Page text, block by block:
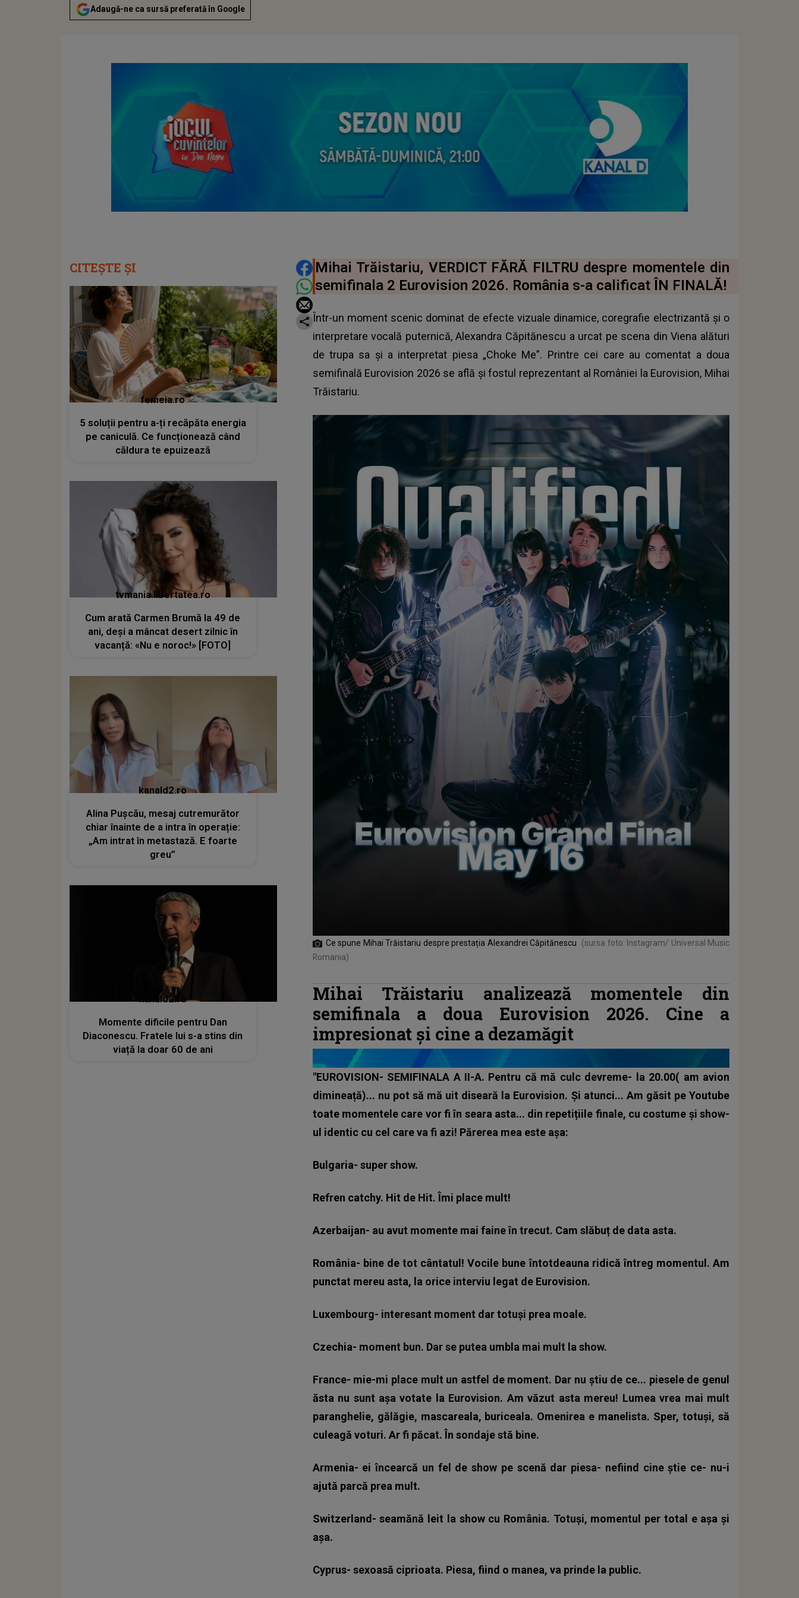
Adaugă-ne ca sursă preferată în Google
DISTRIBUIE ARTICOLUL
Mihai Trăistariu, VERDICT FĂRĂ FILTRU despre momentele din
semifinala 2 Eurovision 2026. România s-a calificat ÎN FINALĂ!
Într-un moment scenic dominat de efecte vizuale dinamice, coregrafie electrizantă și o
interpretare vocală puternică, Alexandra Căpitănescu a urcat pe scena din Viena alături
de trupa sa şi a interpretat piesa „Choke Me”. Printre cei care au comentat a doua
semifinală Eurovision 2026 se află şi fostul reprezentant al României la Eurovision, Mihai
Trăistariu.
Ce spune Mihai Trăistariu despre prestația Alexandrei Căpitănescu
(sursa foto: Instagram/ Universal Music
Romania)
Mihai Trăistariu analizează momentele din
semifinala a doua Eurovision 2026. Cine a
impresionat şi cine a dezamăgit
"EUROVISION- SEMIFINALA A II-A. Pentru că mă culc devreme- la 20.00( am avion
dimineață)... nu pot să mă uit diseară la Eurovision. Și atunci... Am găsit pe Youtube
toate momentele care vor fi în seara asta... din repetițiile finale, cu costume și show-
ul identic cu cel care va fi azi! Părerea mea este așa:
Bulgaria- super show.
Refren catchy. Hit de Hit. Îmi place mult!
Azerbaijan- au avut momente mai faine în trecut. Cam slăbuț de data asta.
România- bine de tot cântatul! Vocile bune întotdeauna ridică întreg momentul. Am
punctat mereu asta, la orice interviu legat de Eurovision.
Luxembourg- interesant moment dar totuși prea moale.
Czechia- moment bun. Dar se putea umbla mai mult la show.
France- mie-mi place mult un astfel de moment. Dar nu știu de ce... piesele de genul
ăsta nu sunt așa votate la Eurovision. Am văzut asta mereu! Lumea vrea mai mult
paranghelie, gălăgie, mascareala, buriceala. Omenirea e manelista. Sper, totuși, să
culeagă voturi. Ar fi păcat. În sondaje stă bine.
Armenia- ei încearcă un fel de show pe scenă dar piesa- nefiind cine știe ce- nu-i
ajută parcă prea mult.
Switzerland- seamănă leit la show cu România. Totuși, momentul per total e așa și
așa.
Cyprus- sexoasă ciprioata. Piesa, fiind o manea, va prinde la public.
CITEȘTE ȘI
femeia.ro
5 soluții pentru a-ți recăpăta energia
pe caniculă. Ce funcționează când
căldura te epuizează
tvmania.libertatea.ro
Cum arată Carmen Brumă la 49 de
ani, deși a mâncat desert zilnic în
vacanță: «Nu e noroc!» [FOTO]
kanald2.ro
Alina Pușcău, mesaj cutremurător
chiar înainte de a intra în operație:
„Am intrat în metastază. E foarte
greu”
kanald2.ro
Momente dificile pentru Dan
Diaconescu. Fratele lui s-a stins din
viață la doar 60 de ani